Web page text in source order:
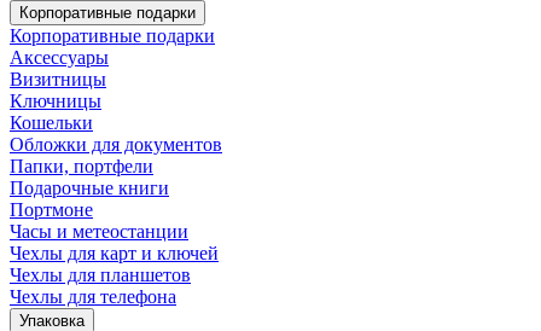
Корпоративные подарки
Корпоративные подарки
Аксессуары
Визитницы
Ключницы
Кошельки
Обложки для документов
Папки, портфели
Подарочные книги
Портмоне
Часы и метеостанции
Чехлы для карт и ключей
Чехлы для планшетов
Чехлы для телефона
Упаковка